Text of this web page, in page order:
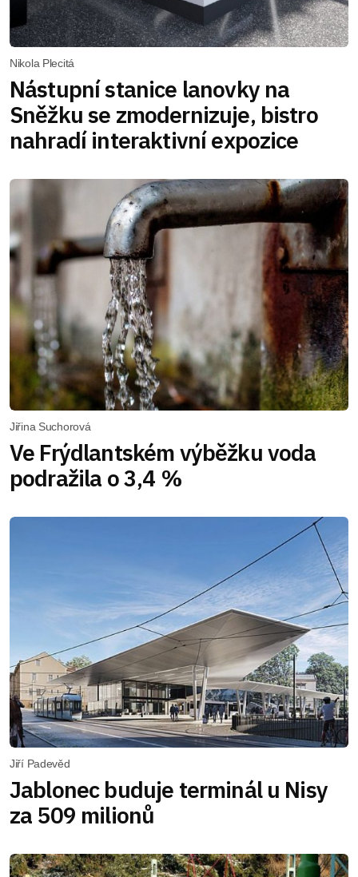
Nikola Plecitá
Nástupní stanice lanovky na
Sněžku se zmodernizuje, bistro
nahradí interaktivní expozice
Jiřina Suchorová
Ve Frýdlantském výběžku voda
podražila o 3,4 %
Jiří Padevěd
Jablonec buduje terminál u Nisy
za 509 milionů